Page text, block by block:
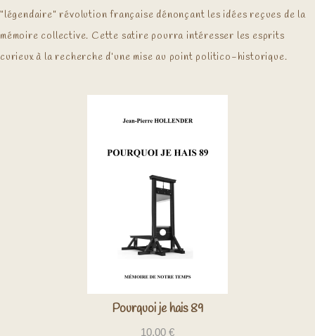
“légendaire” révolution française dénonçant les idées reçues de la
mémoire collective. Cette satire pourra intéresser les esprits
curieux à la recherche d’une mise au point politico-historique.
Pourquoi je hais 89
10,00 €